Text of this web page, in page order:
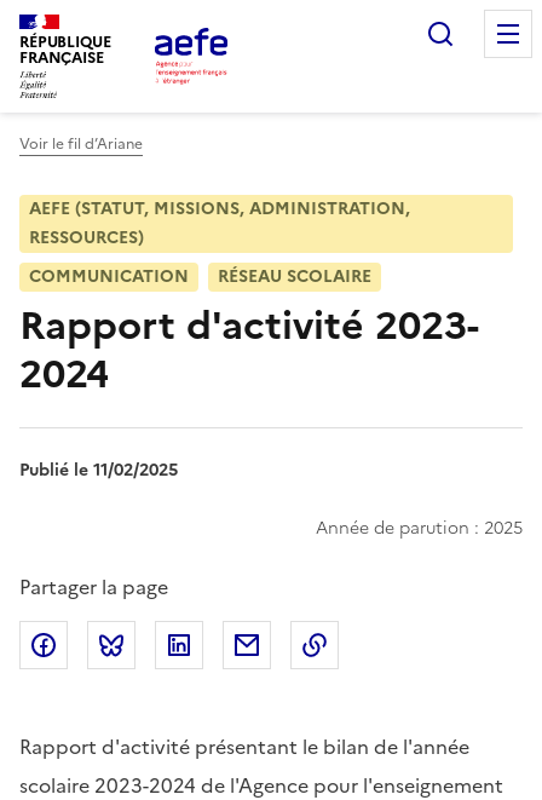
Aller
au
contenu
principal
RÉPUBLIQUE
FRANÇAISE
Voir le fil d’Ariane
AEFE (STATUT, MISSIONS, ADMINISTRATION,
RESSOURCES)
COMMUNICATION
RÉSEAU SCOLAIRE
Rapport d'activité 2023-
2024
Publié le 11/02/2025
Année de parution : 2025
Partager la page
Partager sur Facebook
Partager sur Bluesky
Partager sur LinkedIn
Partager par email
Rapport d'activité présentant le bilan de l'année
scolaire 2023-2024 de l'Agence pour l'enseignement